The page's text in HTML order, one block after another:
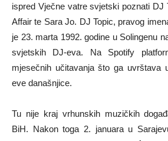
ispred Vječne vatre svjetski poznati DJ
Affair te Sara Jo. DJ Topic, pravog
je 23. marta 1992. godine u Solingenu
svjetskih DJ-eva. Na Spotify
mjesečnih učitavanja što ga uvrštava
eve današnjice.
Tu nije kraj vrhunskih muzičkih
BiH. Nakon toga 2. januara u